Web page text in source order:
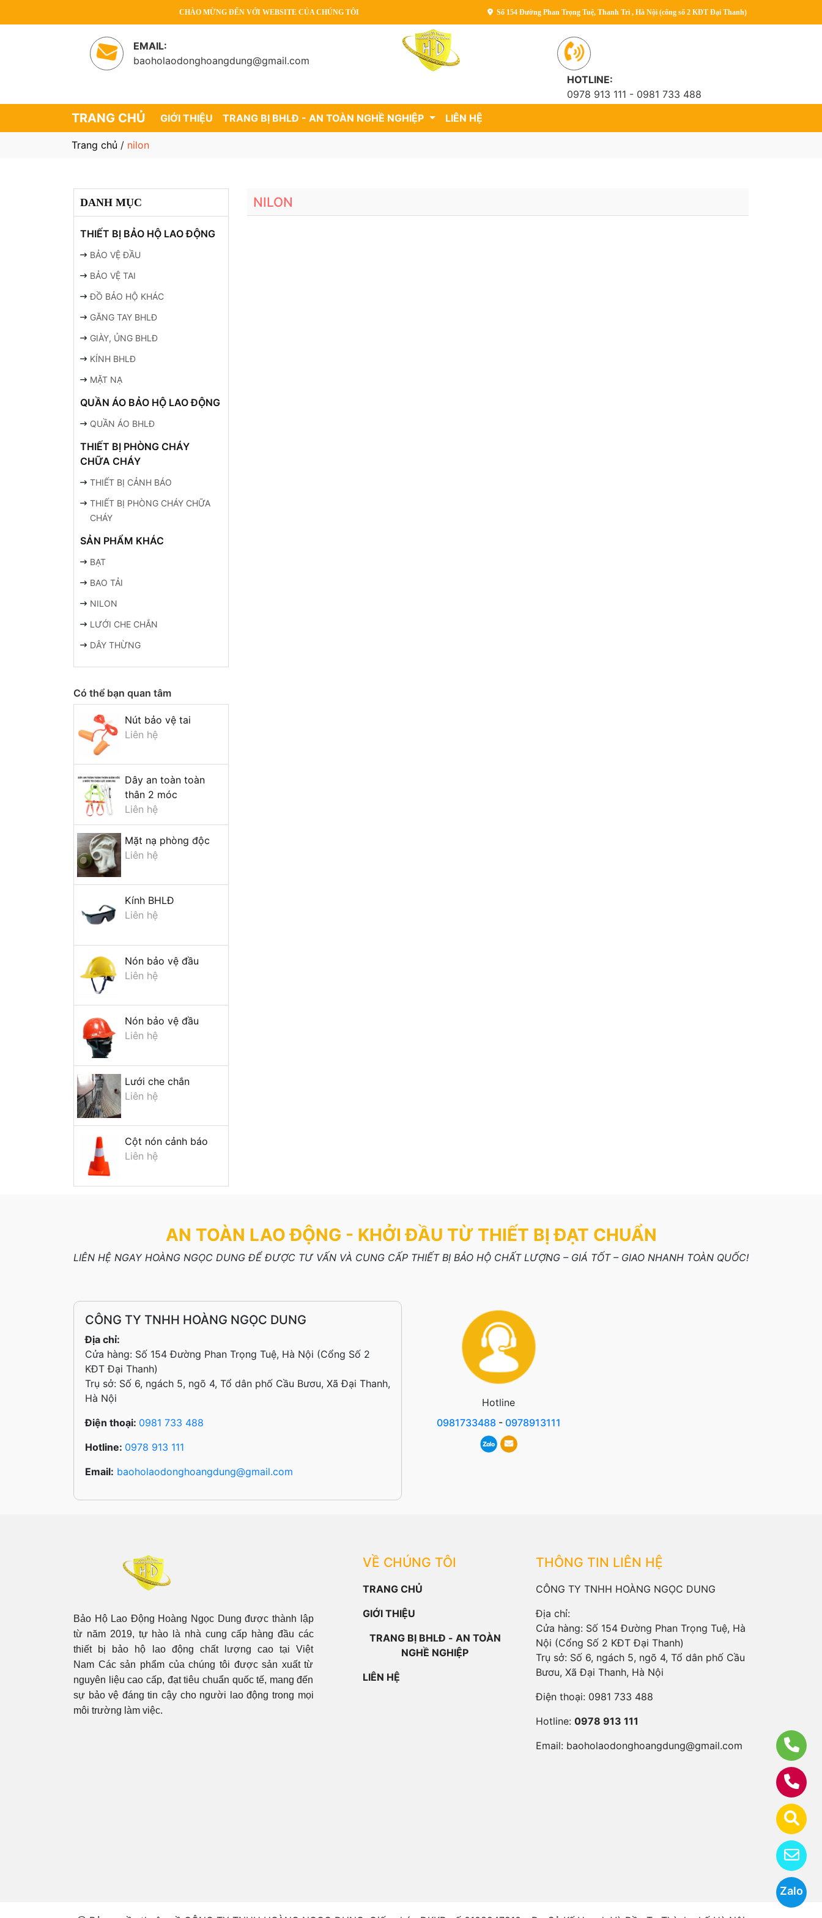
Zalo
CHÀO MỪNG ĐẾN VỚI WEBSITE CỦA CHÚNG TÔI Số 154 Đường Phan Trọng Tuệ, Thanh Trì , Hà Nội (cổng số 2 KĐT Đại Thanh)
EMAIL:
baoholaodonghoangdung@gmail.com
HOTLINE:
0978 913 111 - 0981 733 488
TRANG CHỦ GIỚI THIỆU TRANG BỊ BHLĐ - AN TOÀN NGHỀ NGHIỆP LIÊN HỆ
Trang chủ / nilon
DANH MỤC
THIẾT BỊ BẢO HỘ LAO ĐỘNG
BẢO VỆ ĐẦU
BẢO VỆ TAI
ĐỒ BẢO HỘ KHÁC
GĂNG TAY BHLĐ
GIÀY, ỦNG BHLĐ
KÍNH BHLĐ
MẶT NẠ
QUẦN ÁO BẢO HỘ LAO ĐỘNG
QUẦN ÁO BHLĐ
THIẾT BỊ PHÒNG CHÁY
CHỮA CHÁY
THIẾT BỊ CẢNH BÁO
THIẾT BỊ PHÒNG CHÁY CHỮA
CHÁY
SẢN PHẨM KHÁC
BẠT
BAO TẢI
NILON
LƯỚI CHE CHẮN
DÂY THỪNG
Có thể bạn quan tâm
Nút bảo vệ tai
Liên hệ
Dây an toàn toàn
thân 2 móc
Liên hệ
Mặt nạ phòng độc
Liên hệ
Kính BHLĐ
Liên hệ
Nón bảo vệ đầu
Liên hệ
Nón bảo vệ đầu
Liên hệ
Lưới che chắn
Liên hệ
Cột nón cảnh báo
Liên hệ
NILON
AN TOÀN LAO ĐỘNG - KHỞI ĐẦU TỪ THIẾT BỊ ĐẠT CHUẨN
LIÊN HỆ NGAY HOÀNG NGỌC DUNG ĐỂ ĐƯỢC TƯ VẤN VÀ CUNG CẤP THIẾT BỊ BẢO HỘ CHẤT LƯỢNG – GIÁ TỐT – GIAO NHANH TOÀN QUỐC!
CÔNG TY TNHH HOÀNG NGỌC DUNG
Địa chỉ:
Cửa hàng: Số 154 Đường Phan Trọng Tuệ, Hà Nội (Cổng Số 2
KĐT Đại Thanh)
Trụ sở: Số 6, ngách 5, ngõ 4, Tổ dân phố Cầu Bươu, Xã Đại Thanh,
Hà Nội
Điện thoại: 0981 733 488
Hotline: 0978 913 111
Email: baoholaodonghoangdung@gmail.com
Hotline
0981733488- 0978913111
Bảo Hộ Lao Động Hoàng Ngọc Dung được thành lập
từ năm 2019, tự hào là nhà cung cấp hàng đầu các
thiết bị bảo hộ lao động chất lượng cao tại Việt
Nam Các sản phẩm của chúng tôi được sản xuất từ
nguyên liệu cao cấp, đạt tiêu chuẩn quốc tế, mang đến
sự bảo vệ đáng tin cậy cho người lao động trong mọi
môi trường làm việc.
VỀ CHÚNG TÔI
TRANG CHỦ
GIỚI THIỆU
TRANG BỊ BHLĐ - AN TOÀN
NGHỀ NGHIỆP
LIÊN HỆ
THÔNG TIN LIÊN HỆ
CÔNG TY TNHH HOÀNG NGỌC DUNG
Địa chỉ:
Cửa hàng: Số 154 Đường Phan Trọng Tuệ, Hà
Nội (Cổng Số 2 KĐT Đại Thanh)
Trụ sở: Số 6, ngách 5, ngõ 4, Tổ dân phố Cầu
Bươu, Xã Đại Thanh, Hà Nội
Điện thoại: 0981 733 488
Hotline: 0978 913 111
Email: baoholaodonghoangdung@gmail.com